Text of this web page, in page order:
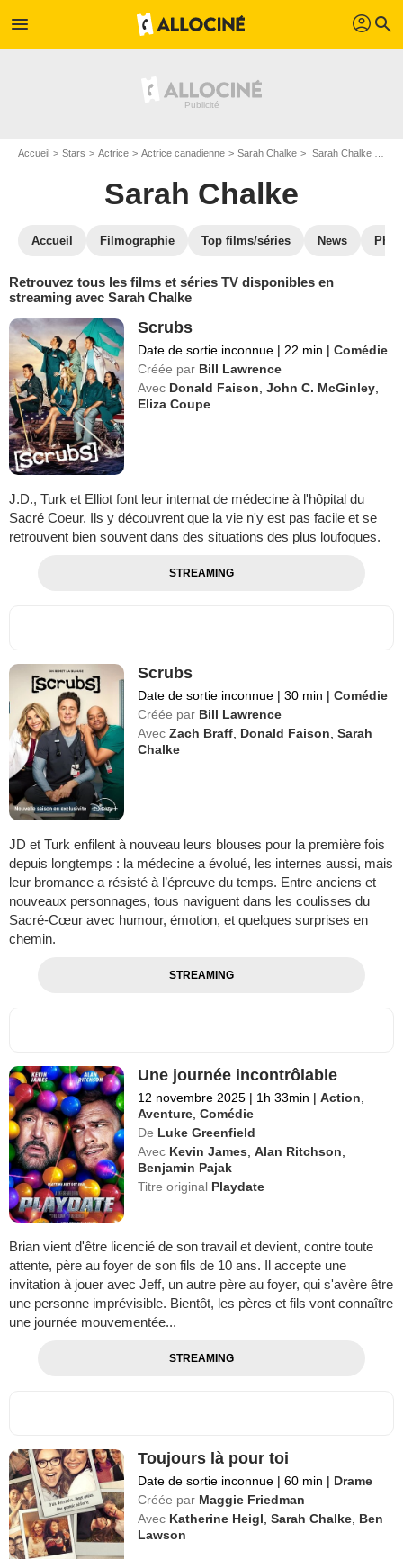
menu profil search
Accueil Stars Actrice Actrice canadienne Sarah Chalke Sarah Chalke : Films et séries online
Sarah Chalke
Accueil Filmographie Top films/séries News
Retrouvez tous les films et séries TV disponibles en
streaming avec Sarah Chalke
Scrubs
Date de sortie inconnue | 22 min | Comédie
Créée par Bill Lawrence
Avec Donald Faison ,John C. McGinley
Eliza Coupe
J.D., Turk et Elliot font leur internat de médecine à l'hôpital du
Sacré Coeur. Ils y découvrent que la vie n'y est pas facile et se
retrouvent bien souvent dans des situations des plus loufoques.
STREAMING
Scrubs
Date de sortie inconnue | 30 min | Comédie
Créée par Bill Lawrence
Avec Zach Braff Donald Faison ,Sarah
Chalke
JD et Turk enfilent à nouveau leurs blouses pour la première fois
depuis longtemps : la médecine a évolué, les internes aussi, mais
leur bromance a résisté à l’épreuve du temps. Entre anciens et
nouveaux personnages, tous naviguent dans les coulisses du
Sacré-Cœur avec humour, émotion, et quelques surprises en
chemin.
STREAMING
Une journée incontrôlable
12 novembre 2025 | 1h 33min | Action
Aventure ,Comédie
De Luke Greenfield
Avec Kevin James ,Alan Ritchson
Benjamin Pajak
Titre original Playdate
Brian vient d'être licencié de son travail et devient, contre toute
attente, père au foyer de son fils de 10 ans. Il accepte une
invitation à jouer avec Jeff, un autre père au foyer, qui s'avère être
une personne imprévisible. Bientôt, les pères et fils vont connaître
une journée mouvementée...
STREAMING
Toujours là pour toi
Date de sortie inconnue | 60 min | Drame
Créée par Maggie Friedman
Avec Katherine Heigl ,Sarah Chalke Ben
Lawson